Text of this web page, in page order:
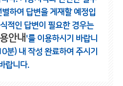
하여 답변을 게재할 예정입
적인 답변이 필요한 경우는
안내 '를 이용하시기 바랍니
분) 내 작성 완료하여 주시기
랍니다.